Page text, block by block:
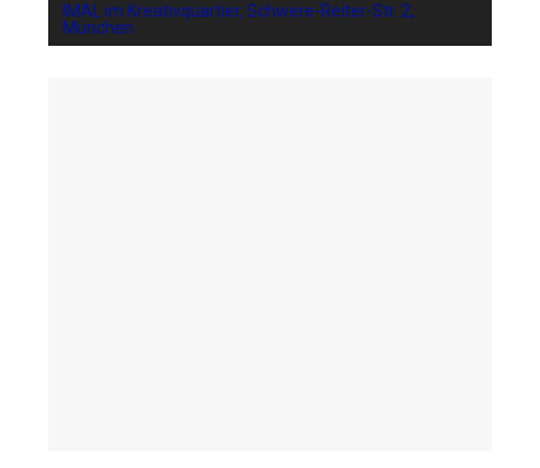
IMAL im Kreativquartier, Schwere-Reiter-Str. 2,
München